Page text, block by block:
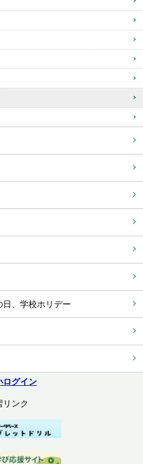
、学校ホリデー
ログイン
リンク